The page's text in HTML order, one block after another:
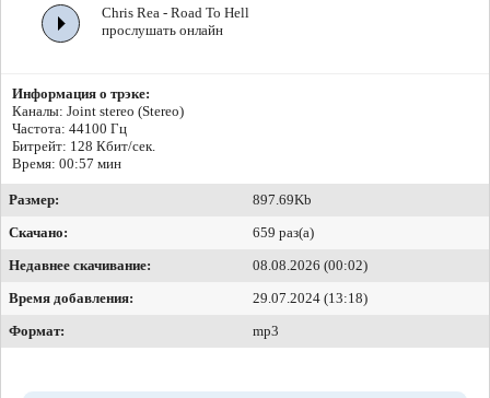
Chris Rea - Road To Hell
прослушать онлайн
Информация о трэке:
Каналы: Joint stereo (Stereo)
Частота: 44100 Гц
Битрейт: 128 Кбит/сек.
Время: 00:57 мин
Размер:
897.69Kb
Скачано:
659 раз(а)
Недавнее скачивание:
08.08.2026 (00:02)
Время добавления:
29.07.2024 (13:18)
Формат:
mp3